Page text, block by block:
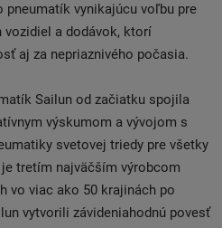
pneumatík vynikajúcu voľbu pre
a dodávok, ktorí
aj za nepriaznivého počasia.
Sailun od začiatku spojila
výskumom a vývojom s
svetovej triedy pre všetky
tretím najväčším výrobcom
vo viac ako 50 krajinách po
vytvorili závideniahodnú povesť